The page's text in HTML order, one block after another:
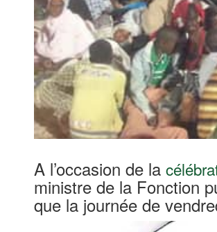
A l’occasion de la
ministre de la Fonction
que la journée de